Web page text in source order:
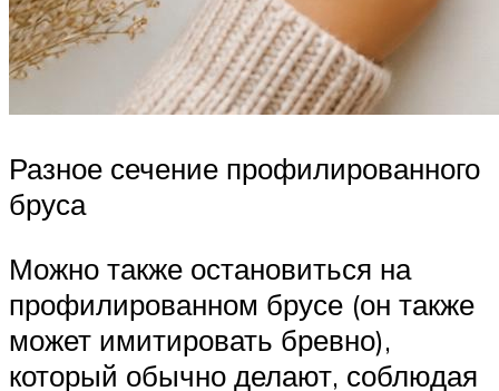
Разное сечение профилированного
бруса
Можно также остановиться на
профилированном брусе (он также
может имитировать бревно),
который обычно делают, соблюдая